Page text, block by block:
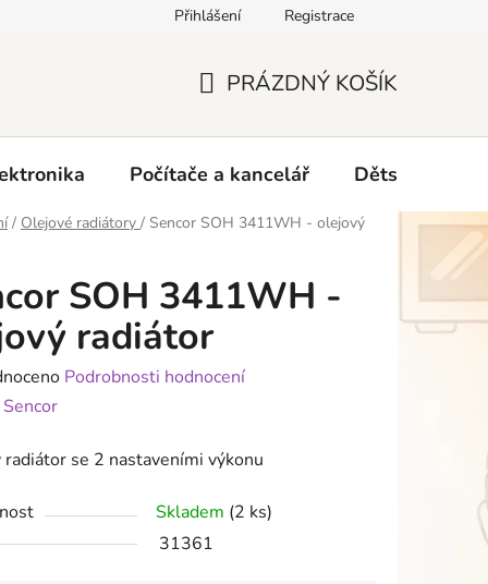
Přihlášení Registrace
KOŠÍK
PRÁZDNÝ KOŠÍK
Počítače a kancelář Dětské zboží
/ Olejové radiátory / Sencor SOH 3411WH - olejový
SOH 3411WH -
radiátor
Podrobnosti hodnocení
Sencor
se 2 nastaveními výkonu
Skladem (2 ks)
31361